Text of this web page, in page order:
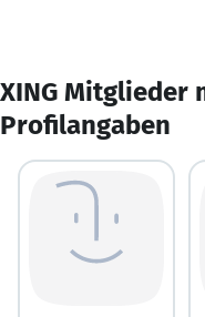
XING Mitglieder
Profilangaben